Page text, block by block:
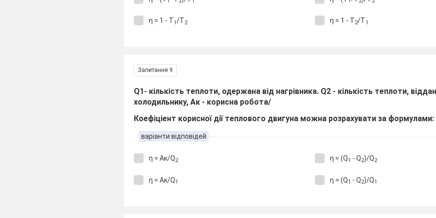
η = 1 - Т1/Т2 η = 1 - Т2/Т1
Запитання 9
Q1- кількість теплоти, одержана від нагрівника. Q2 - кількість теплоти,
холодильнику, Aк - корисна робота/
Коефіціент корисної дії теплового двигуна можна розрахувати за формулами:
варіанти відповідей
η = Aк/Q2 η = (Q1 - Q2)/Q2
η = Aк/Q1 η = (Q1 - Q2)/Q1